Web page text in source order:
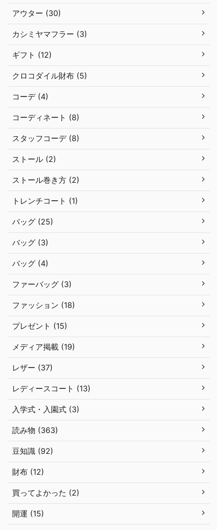
アウター (30)
カシミヤマフラー (3)
ギフト (12)
クロコダイル財布 (5)
コーデ (4)
コーディネート (8)
スタッフコーデ (8)
ストール (2)
ストール巻き方 (2)
トレンチコート (1)
バッグ (25)
バッグ (3)
バッグ (4)
ファーバッグ (3)
ファッション (18)
プレゼント (15)
メディア掲載 (19)
レザー (37)
レディースコート (13)
入学式・入園式 (3)
読み物 (363)
豆知識 (92)
財布 (12)
買ってよかった (2)
開運 (15)